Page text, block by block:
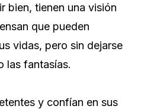
bien, tienen una visión
que pueden
vidas, pero sin dejarse
las fantasías.
y confían en sus